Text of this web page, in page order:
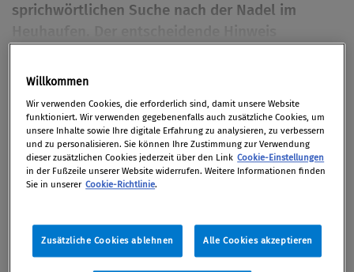
sprichwörtlichen Suche nach der Nadel im
elektronischer Daten. eDiscovery erlaubt
Ermittlern die zielgenaue und lückenlose
Analyse der Datenmassen. Der Artikel stellt die
Methode eDiscovery sowie die Funktionsweise
entsprechender Softwarelösungen näher vor.
3/2011, S. 14
Willkommen
Wir verwenden Cookies, die erforderlich sind, damit unsere Website
funktioniert. Wir verwenden gegebenenfalls auch zusätzliche Cookies, um
unsere Inhalte sowie Ihre digitale Erfahrung zu analysieren, zu verbessern
und zu personalisieren. Sie können Ihre Zustimmung zur Verwendung
dieser zusätzlichen Cookies jederzeit über den Link Cookie-Einstellungen
in der Fußzeile unserer Website widerrufen. Weitere Informationen finden
Sie in unserer Cookie-Richtlinie.
Zusätzliche Cookies ablehnen Alle Cookies akzeptieren